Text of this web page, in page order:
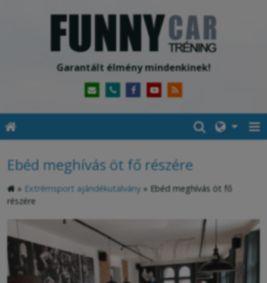
Garantált élmény mindenkinek!
Ebéd meghívás öt fő részére
» Extrémsport ajándékutalvány » Ebéd meghívás öt fő
részére